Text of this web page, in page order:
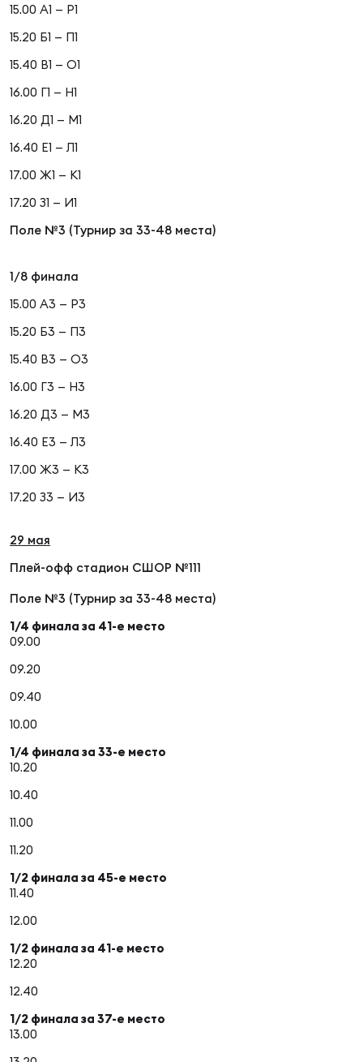
15.00 А1 — Р1
15.20 Б1 — П1
15.40 В1 — О1
16.00 Г1 — Н1
16.20 Д1 — М1
16.40 Е1 — Л1
17.00 Ж1 — К1
17.20 З1 — И1
Поле №3 (Турнир за 33-48 места)
1/8 финала
15.00 А3 — Р3
15.20 Б3 — П3
15.40 В3 — О3
16.00 Г3 — Н3
16.20 Д3 — М3
16.40 Е3 — Л3
17.00 Ж3 — К3
17.20 З3 — И3
29 мая
Плей-офф стадион СШОР №111
Поле №3 (Турнир за 33-48 места)
1/4 финала за 41-е место
09.00
09.20
09.40
10.00
1/4 финала за 33-е место
10.20
10.40
11.00
11.20
1/2 финала за 45-е место
11.40
12.00
1/2 финала за 41-е место
12.20
12.40
1/2 финала за 37-е место
13.00